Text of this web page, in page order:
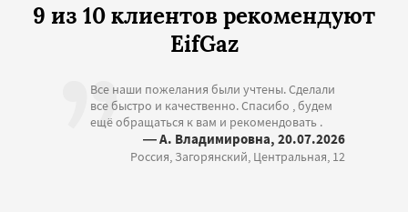
9 из 10 клиентов рекомендуют
EifGaz
Все наши пожелания были учтены. Сделали
все быстро и качественно. Спасибо , будем
ещё обращаться к вам и рекомендовать .
— А. Владимировна, 20.07.2026
Россия, Загорянский, Центральная, 12